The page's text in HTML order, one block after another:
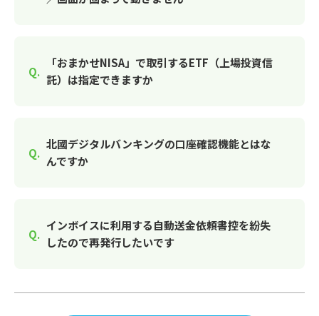
「おまかせNISA」で取引するETF（上場投資信
託）は指定できますか
北國デジタルバンキングの口座確認機能とはな
んですか
インボイスに利用する自動送金依頼書控を紛失
したので再発行したいです